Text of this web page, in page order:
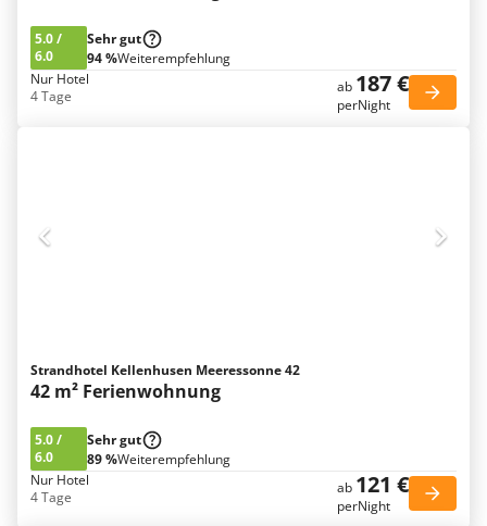
5.0/
6.0
Sehr gut
94 %Weiterempfehlung
Nur Hotel
4 Tage
ab 187 €
perNight
Strandhotel Kellenhusen Meeressonne 42
42 m² Ferienwohnung
5.0/
6.0
Sehr gut
89 %Weiterempfehlung
Nur Hotel
4 Tage
ab 121 €
perNight